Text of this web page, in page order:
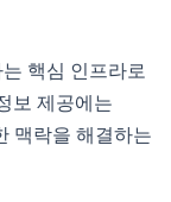
핵심 인프라로
보 제공에는
맥락을 해결하는